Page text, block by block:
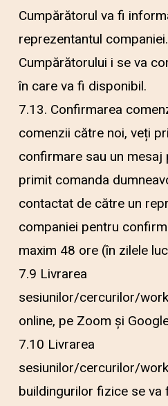
Cumpărătorul va fi
reprezentantul
Cumpărătorului i se va
în care va fi disponibil.
7.13. Confirmarea
comenzii către noi, veți
confirmare sau un mesaj
primit comanda
contactat de către un
companiei pentru
maxim 48 ore (în zilele
7.9 Livrarea
sesiunilor/cercurilor/
online, pe Zoom și
7.10 Livrarea
sesiunilor/cercurilor/
buildingurilor fizice se va